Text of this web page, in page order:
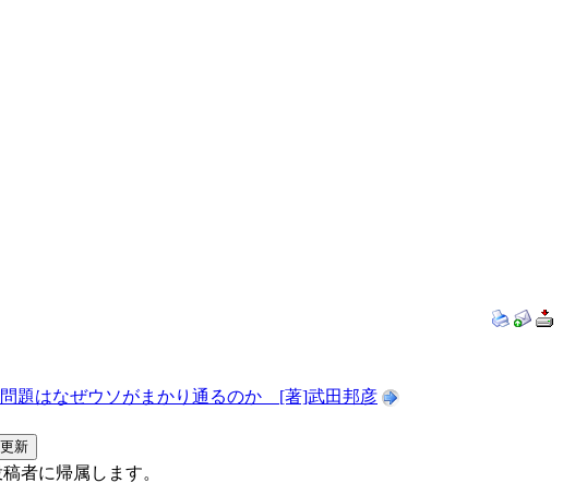
題はなぜウソがまかり通るのか [著]武田邦彦
者に帰属します。